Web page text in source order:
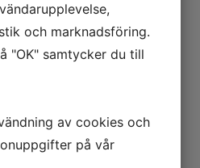
mer
och marknadsföring.
"OK" samtycker du till
av cookies och
på vår